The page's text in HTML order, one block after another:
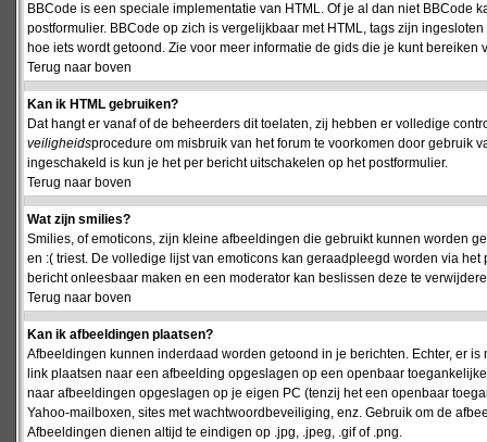
BBCode is een speciale implementatie van HTML. Of je al dan niet
postformulier. BBCode op zich is vergelijkbaar met HTML, tags zijn
hoe iets wordt getoond. Zie voor meer informatie de gids die je kunt bereiken
Terug naar boven
Kan ik HTML gebruiken?
Dat hangt er vanaf of de beheerders dit toelaten, zij hebben er volledige
veiligheidsprocedure om misbruik van het forum te voorkomen door gebruik
ingeschakeld is kun je het per bericht uitschakelen op het postformulier.
Terug naar boven
Wat zijn smilies?
Smilies, of emoticons, zijn kleine afbeeldingen die gebruikt kunnen worden
en :( triest. De volledige lijst van emoticons kan geraadpleegd worden via
bericht onleesbaar maken en een moderator kan beslissen deze te
Terug naar boven
Kan ik afbeeldingen plaatsen?
Afbeeldingen kunnen inderdaad worden getoond in je berichten. Echter, er
link plaatsen naar een afbeelding opgeslagen op een openbaar
naar afbeeldingen opgeslagen op je eigen PC (tenzij het een openbaar
Yahoo-mailboxen, sites met wachtwoordbeveiliging, enz. Gebruik om de
Afbeeldingen dienen altijd te eindigen op .jpg, .jpeg, .gif of .png.